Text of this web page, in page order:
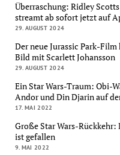
Überraschung: Ridley
streamt ab sofort jetzt auf
29. AUGUST 2024
Der neue Jurassic Park-
Bild mit Scarlett Johansson
29. AUGUST 2024
Ein Star Wars-Traum: Obi-
Andor und Din Djarin auf
17. MAI 2022
Große Star Wars-
ist gefallen
9. MAI 2022